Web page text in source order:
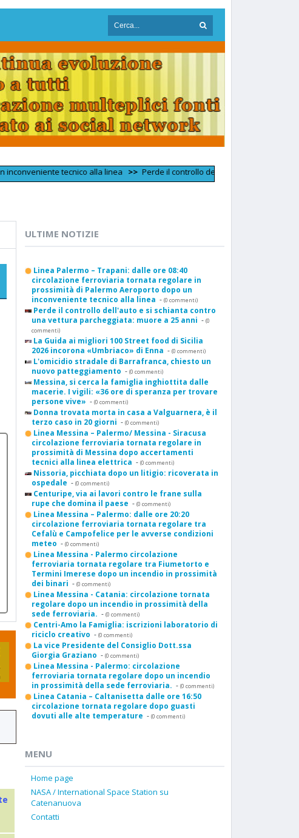
tecnico alla linea >> Perde il controllo dell'auto e si schianta contro una
ULTIME NOTIZIE
Linea Palermo – Trapani: dalle ore 08:40
circolazione ferroviaria tornata regolare in
prossimità di Palermo Aeroporto dopo un
inconveniente tecnico alla linea - (0 commenti)
Perde il controllo dell'auto e si schianta contro
una vettura parcheggiata: muore a 25 anni - (0
commenti)
La Guida ai migliori 100 Street food di Sicilia
2026 incorona «Umbriaco» di Enna - (0 commenti)
L'omicidio stradale di Barrafranca, chiesto un
nuovo patteggiamento - (0 commenti)
Messina, si cerca la famiglia inghiottita dalle
macerie. I vigili: «36 ore di speranza per trovare
persone vive» - (0 commenti)
Donna trovata morta in casa a Valguarnera, è il
terzo caso in 20 giorni - (0 commenti)
Linea Messina – Palermo/ Messina - Siracusa
circolazione ferroviaria tornata regolare in
prossimità di Messina dopo accertamenti
tecnici alla linea elettrica - (0 commenti)
Nissoria, picchiata dopo un litigio: ricoverata in
ospedale - (0 commenti)
Centuripe, via ai lavori contro le frane sulla
rupe che domina il paese - (0 commenti)
Linea Messina – Palermo: dalle ore 20:20
circolazione ferroviaria tornata regolare tra
Cefalù e Campofelice per le avverse condizioni
meteo - (0 commenti)
Linea Messina - Palermo circolazione
ferroviaria tornata regolare tra Fiumetorto e
Termini Imerese dopo un incendio in prossimità
dei binari - (0 commenti)
Linea Messina - Catania: circolazione tornata
regolare dopo un incendio in prossimità della
sede ferroviaria. - (0 commenti)
Centri-Amo la Famiglia: iscrizioni laboratorio di
riciclo creativo - (0 commenti)
La vice Presidente del Consiglio Dott.ssa
Giorgia Graziano - (0 commenti)
Linea Messina - Palermo: circolazione
ferroviaria tornata regolare dopo un incendio
in prossimità della sede ferroviaria. - (0 commenti)
Linea Catania – Caltanisetta dalle ore 16:50
circolazione tornata regolare dopo guasti
dovuti alle alte temperature - (0 commenti)
MENU
Home page
NASA / International Space Station su
Catenanuova
Contatti